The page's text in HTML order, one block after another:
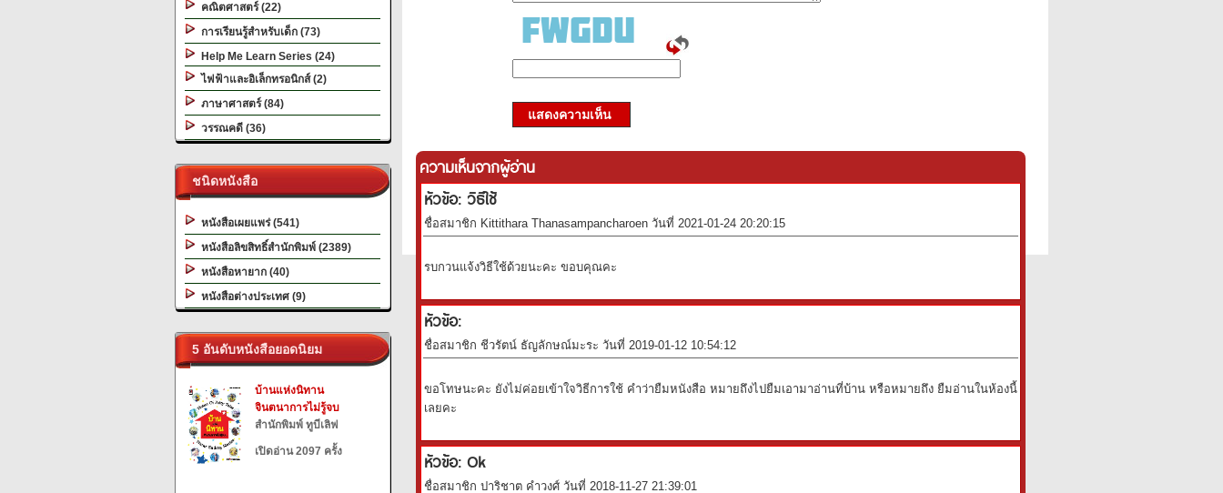
คณิตศาสตร์ (22)
การเรียนรู้สำหรับเด็ก (73)
Help Me Learn Series (24)
ไฟฟ้าและอิเล็กทรอนิกส์ (2)
ภาษาศาสตร์ (84)
วรรณคดี (36)
ชนิดหนังสือ
หนังสือเผยแพร่ (541)
หนังสือลิขสิทธิ์สำนักพิมพ์ (2389)
หนังสือหายาก (40)
หนังสือต่างประเทศ (9)
5 อันดับหนังสือยอดนิยม
บ้านแห่งนิทาน
จินตนาการไม่รู้จบ
สำนักพิมพ์ ทูบีเลิฟ
เปิดอ่าน 2097 ครั้ง
แสดงความเห็น
ความเห็นจากผู้อ่าน
หัวข้อ: วิธีใช้
ชื่อสมาชิก Kittithara Thanasampancharoen วันที่ 2021-01-24 20:20:15
รบกวนแจ้งวิธีใช้ด้วยนะคะ ขอบคุณคะ
หัวข้อ:
ชื่อสมาชิก ชีวรัตน์ ธัญลักษณ์มะระ วันที่ 2019-01-12 10:54:12
ขอโทษนะคะ ยังไม่ค่อยเข้าใจวิธีการใช้ คำว่ายืมหนังสือ หมายถึงไปยืมเอามาอ่านที่บ้าน หรือหมายถึง ยืมอ่านในห้องนี้
เลยคะ
หัวข้อ: Ok
ชื่อสมาชิก ปาริชาต คำวงศ์ วันที่ 2018-11-27 21:39:01